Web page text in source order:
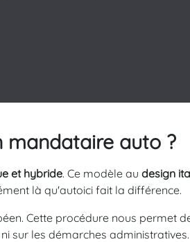
mandataire auto ?
et hybride. Ce modèle au design
là qu'autoici fait la différence.
Cette procédure nous permet
sur les démarches